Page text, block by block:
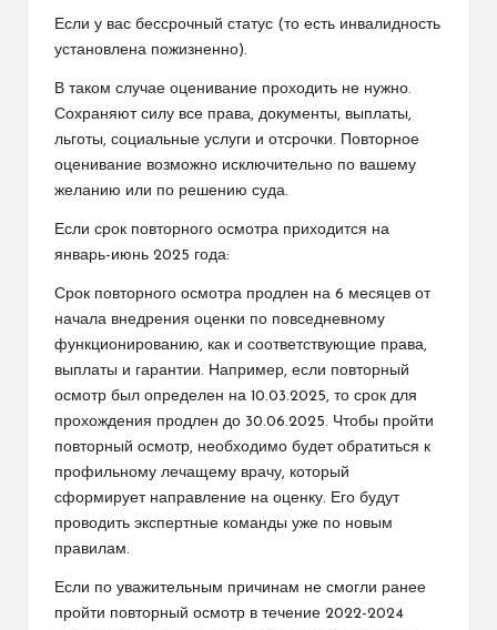
Если у вас бессрочный статус (то есть инвалидность
установлена пожизненно).
В таком случае оценивание проходить не нужно.
Сохраняют силу все права, документы, выплаты,
льготы, социальные услуги и отсрочки. Повторное
оценивание возможно исключительно по вашему
желанию или по решению суда.
Если срок повторного осмотра приходится на
январь-июнь 2025 года:
Срок повторного осмотра продлен на 6 месяцев от
начала внедрения оценки по повседневному
функционированию, как и соответствующие права,
выплаты и гарантии. Например, если повторный
осмотр был определен на 10.03.2025, то срок для
прохождения продлен до 30.06.2025. Чтобы пройти
повторный осмотр, необходимо будет обратиться к
профильному лечащему врачу, который
сформирует направление на оценку. Его будут
проводить экспертные команды уже по новым
правилам.
Если по уважительным причинам не смогли ранее
пройти повторный осмотр в течение 2022-2024